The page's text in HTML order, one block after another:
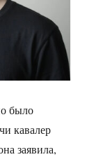
было
кавалер
заявила,